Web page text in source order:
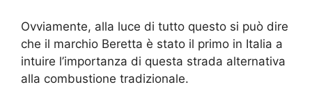
Ovviamente, alla luce di tutto questo si può dire
che il marchio Beretta è stato il primo in Italia a
intuire l’importanza di questa strada alternativa
alla combustione tradizionale.